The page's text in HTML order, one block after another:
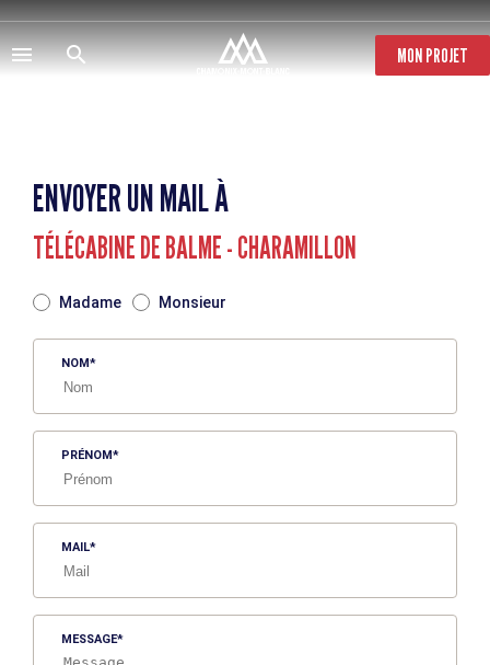
Aller
au
contenu
principal
MON PROJET
ENVOYER UN MAIL À
TÉLÉCABINE DE BALME - CHARAMILLON
Madame Monsieur
NOM
PRÉNOM
MAIL
MESSAGE